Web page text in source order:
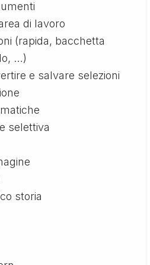
di lavoro
(rapida, bacchetta
…)
e salvare selezioni
selettiva
storia